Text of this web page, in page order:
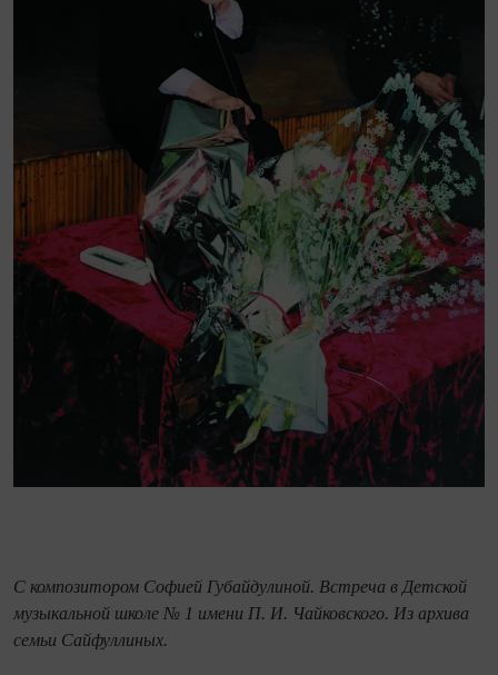
С композитором Софией Губайдулиной. Встреча в Детской
музыкальной школе № 1 имени П. И. Чайковского. Из архива
семьи Сайфуллиных.